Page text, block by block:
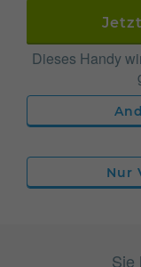
Dieses Handy
Nur
Sie